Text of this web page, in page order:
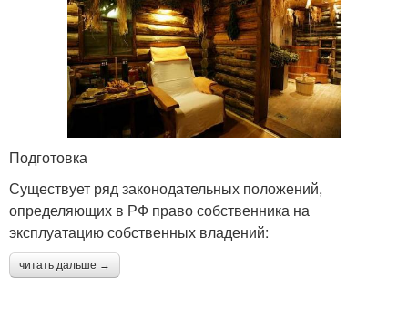
Подготовка
Существует ряд законодательных положений,
определяющих в РФ право собственника на
эксплуатацию собственных владений:
читать дальше →